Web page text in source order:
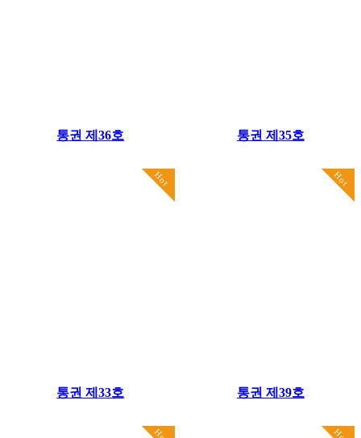
통권 제36호 통권 제35호
Hot
통권 제33호
Hot
통권 제39호